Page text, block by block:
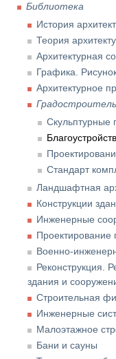
Библиотека
История
Теория
Архитектурная
Графика.
Архитектурное
Скульптурные
Стандарт
Ландшафтная
Конструкции
Инженерные
Военно-
Реконструкция.
здания и
Строительная
Инженерные
Малоэтажное
Бани и сауны